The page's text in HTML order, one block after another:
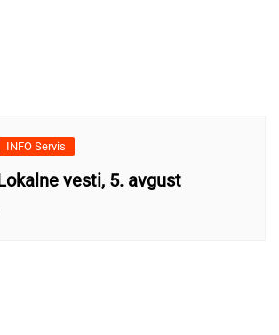
INFO Servis
vesti, 5. avgust